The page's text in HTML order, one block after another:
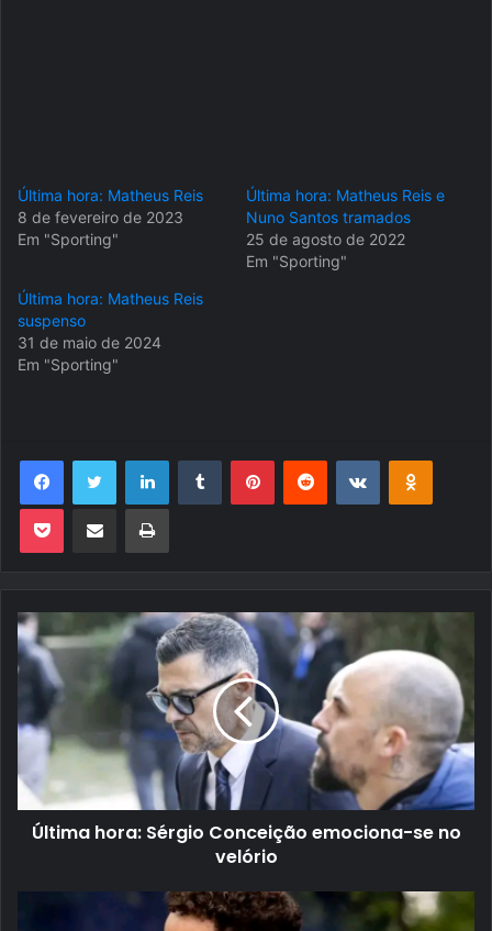
Última hora: Matheus Reis
8 de fevereiro de 2023
Em "Sporting"
Última hora: Matheus Reis e
Nuno Santos tramados
25 de agosto de 2022
Em "Sporting"
Última hora: Matheus Reis
suspenso
31 de maio de 2024
Em "Sporting"
FacebookTwitter LinkedinTumblr PinterestReddit VK OK
Pocket Compartilhar via e-mail Imprimir
Última hora: Sérgio Conceição emociona-se no
velório